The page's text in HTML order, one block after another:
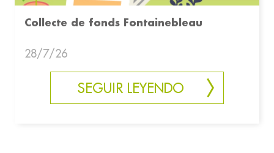
Collecte de fonds Fontainebleau
28/7/26
SEGUIR LEYENDO